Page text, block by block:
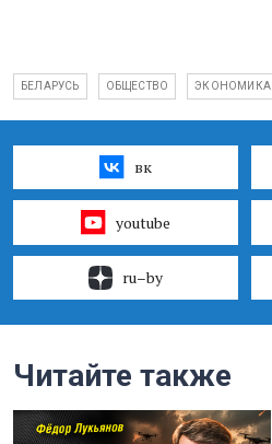
БЕЛАРУСЬ ОБЩЕСТВО ЭКОНОМИКА
вк
youtube
ru–by
Читайте также